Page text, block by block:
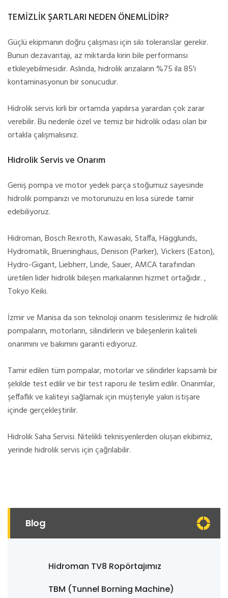
TEMİZLİK ŞARTLARI NEDEN ÖNEMLİDİR?
Güçlü ekipmanın doğru çalışması için sıkı toleranslar gerekir.
Bunun dezavantajı, az miktarda kirin bile performansı
etkileyebilmesidir. Aslında, hidrolik arızaların %75 ila 85'i
kontaminasyonun bir sonucudur.
Hidrolik servis kirli bir ortamda yapılırsa yarardan çok zarar
verebilir. Bu nedenle özel ve temiz bir hidrolik odası olan bir
ortakla çalışmalısınız.
Hidrolik Servis ve Onarım
Geniş pompa ve motor yedek parça stoğumuz sayesinde
hidrolik pompanızı ve motorunuzu en kısa sürede tamir
edebiliyoruz.
Hidroman, Bosch Rexroth, Kawasaki, Staffa, Hägglunds,
Hydromatik, Brueninghaus, Denison (Parker), Vickers (Eaton),
Hydro-Gigant, Liebherr, Linde, Sauer, AMCA tarafından
üretilen lider hidrolik bileşen markalarının hizmet ortağıdır. ,
Tokyo Keiki.
İzmir ve Manisa da son teknoloji onarım tesislerimiz ile hidrolik
pompaların, motorların, silindirlerin ve bileşenlerin kaliteli
onarımını ve bakımını garanti ediyoruz.
Tamir edilen tüm pompalar, motorlar ve silindirler kapsamlı bir
şekilde test edilir ve bir test raporu ile teslim edilir. Onarımlar,
şeffaflık ve kaliteyi sağlamak için müşteriyle yakın istişare
içinde gerçekleştirilir.
Hidrolik Saha Servisi. Nitelikli teknisyenlerden oluşan ekibimiz,
yerinde hidrolik servis için çağrılabilir.
Blog
Hidroman TV8 Ropörtajımız
TBM (Tunnel Borning Machine)